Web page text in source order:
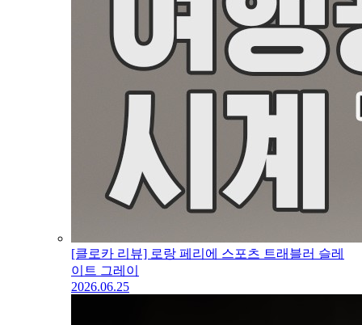
[클로카 리뷰] 로랑 페리에 스포츠 트래블러 슬레
이트 그레이
2026.06.25